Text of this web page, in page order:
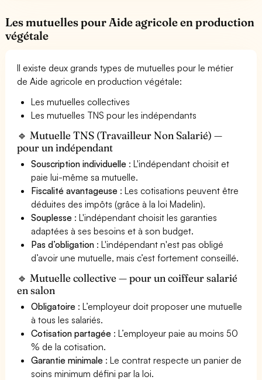
Les mutuelles pour Aide agricole en production
végétale
Il existe deux grands types de mutuelles pour le métier
de Aide agricole en production végétale:
Les mutuelles collectives
Les mutuelles TNS pour les indépendants
🔹 Mutuelle TNS (Travailleur Non Salarié) —
pour un indépendant
Souscription individuelle : L'indépendant choisit et
paie lui-même sa mutuelle.
Fiscalité avantageuse : Les cotisations peuvent être
déduites des impôts (grâce à la loi Madelin).
Souplesse : L'indépendant choisit les garanties
adaptées à ses besoins et à son budget.
Pas d’obligation : L'indépendant n'est pas obligé
d’avoir une mutuelle, mais c’est fortement conseillé.
🔹 Mutuelle collective — pour un coiffeur salarié
en salon
Obligatoire : L’employeur doit proposer une mutuelle
à tous les salariés.
Cotisation partagée : L’employeur paie au moins 50
% de la cotisation.
Garantie minimale : Le contrat respecte un panier de
soins minimum défini par la loi.